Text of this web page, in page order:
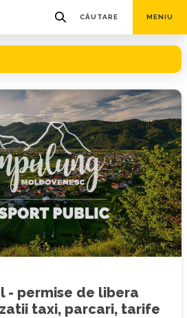
CĂUTARE MENIU
- permise de libera
taxi, parcari, tarife